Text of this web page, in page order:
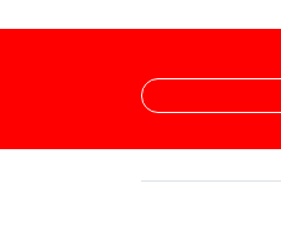
Nous suivre